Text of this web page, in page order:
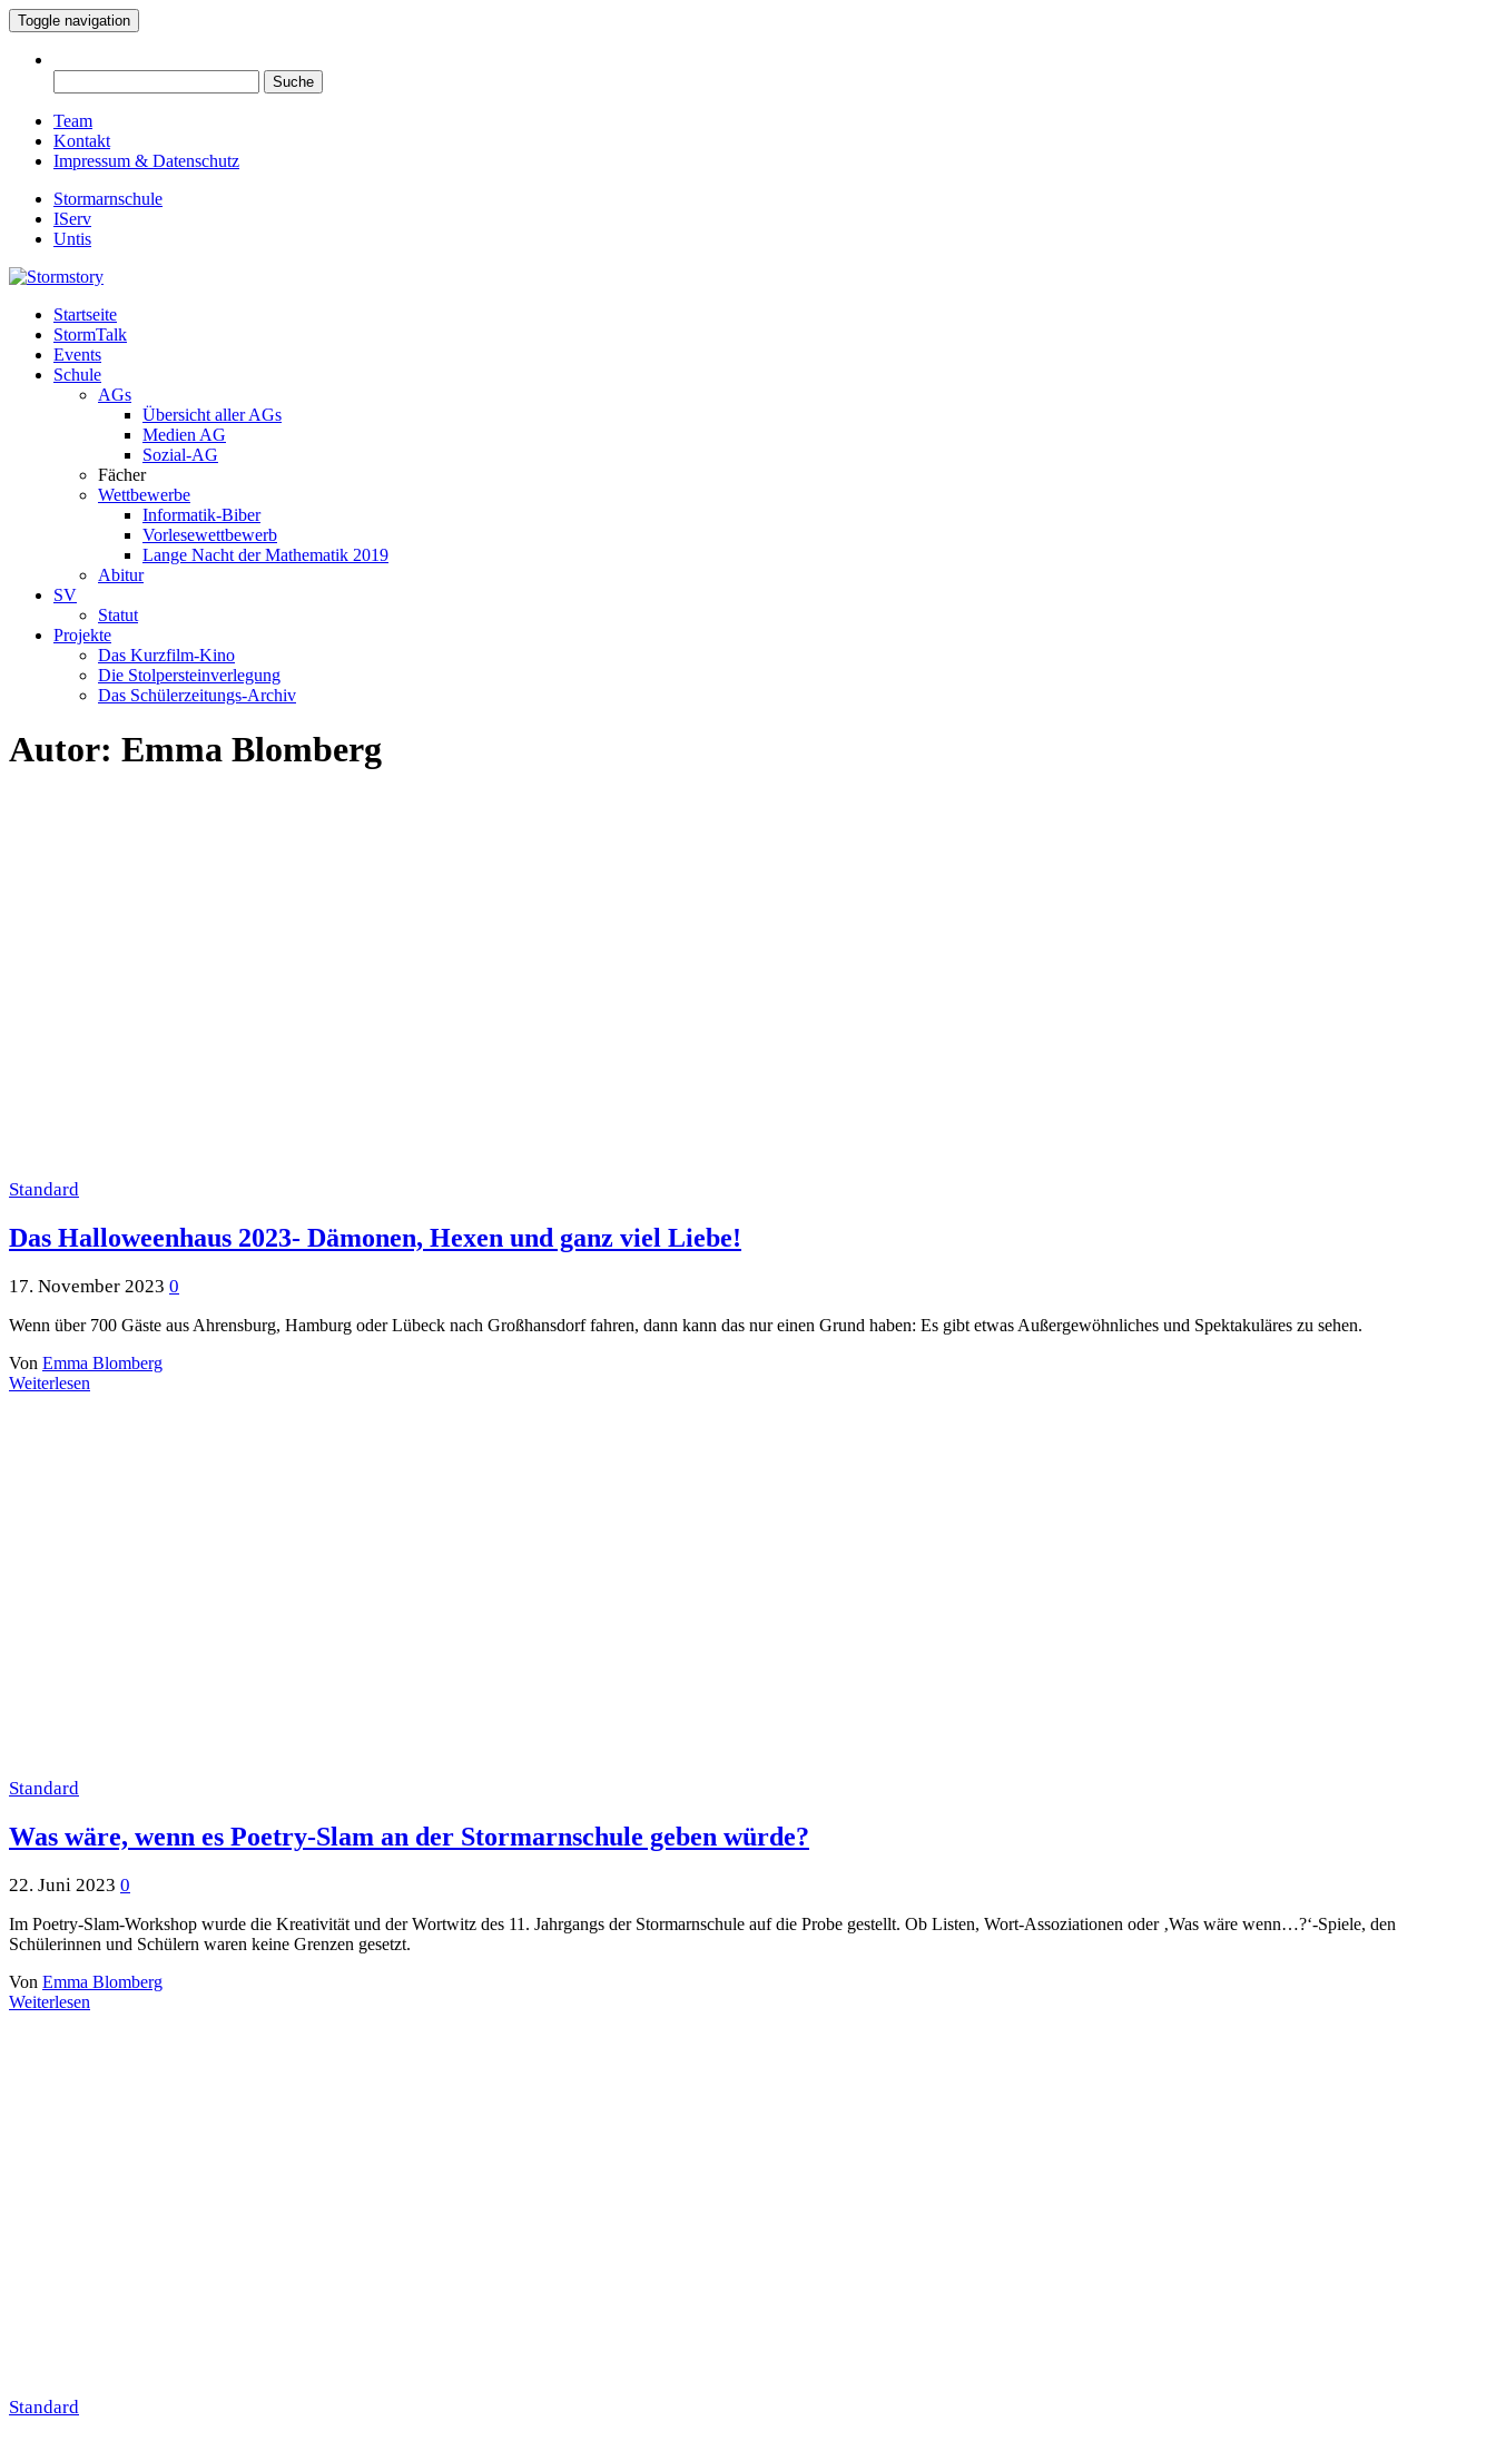
Toggle navigation
nach:
Team
Kontakt
Impressum & Datenschutz
Stormarnschule
IServ
Untis
Stormstory
Eure digitale Schülerzeitung
Startseite
StormTalk
Events
Schule
AGs
Übersicht aller AGs
Medien AG
Sozial-AG
Fächer
Wettbewerbe
Informatik-Biber
Vorlesewettbewerb
Lange Nacht der Mathematik 2019
Abitur
SV
Statut
Projekte
Das Kurzfilm-Kino
Die Stolpersteinverlegung
Das Schülerzeitungs-Archiv
Autor: Emma Blomberg
Standard
Das Halloweenhaus 2023- Dämonen, Hexen und ganz viel Liebe!
17. November 2023 0
Wenn über 700 Gäste aus Ahrensburg, Hamburg oder Lübeck nach Großhansdorf fahren, dann kann das nur einen Grund haben: Es gibt etwas Außergewöhnliches und Spektakuläres zu sehen.
Von Emma Blomberg
Weiterlesen
Standard
Was wäre, wenn es Poetry-Slam an der Stormarnschule geben würde?
22. Juni 2023 0
Im Poetry-Slam-Workshop wurde die Kreativität und der Wortwitz des 11. Jahrgangs der Stormarnschule auf die Probe gestellt. Ob Listen, Wort-Assoziationen oder ‚Was wäre wenn…?‘-Spiele, den
Schülerinnen und Schülern waren keine Grenzen gesetzt.
Von Emma Blomberg
Weiterlesen
Standard